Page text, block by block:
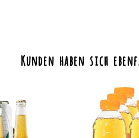
Kunden haben sich